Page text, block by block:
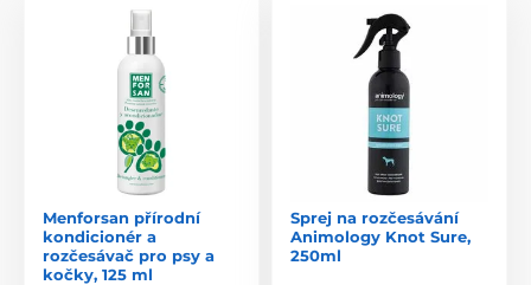
Menforsan přírodní
kondicionér a
rozčesávač pro psy a
kočky, 125 ml
Sprej na rozčesávání
Animology Knot Sure,
250ml